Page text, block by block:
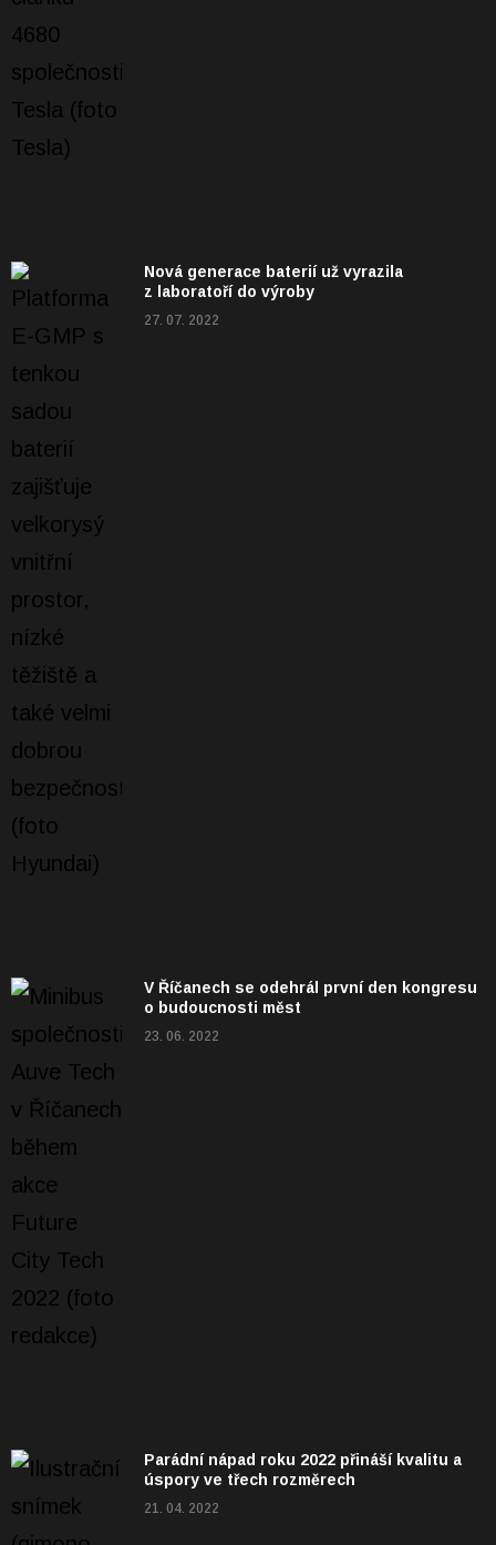
Nová generace baterií už vyrazila
z laboratoří do výroby
27. 07. 2022
V Říčanech se odehrál první den kongresu
o budoucnosti měst
23. 06. 2022
Parádní nápad roku 2022 přináší kvalitu a
úspory ve třech rozměrech
21. 04. 2022